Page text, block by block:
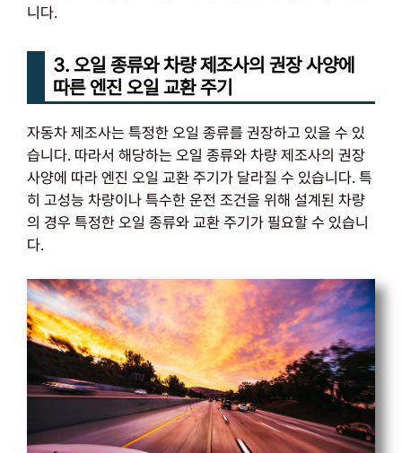
니다.
3. 오일 종류와 차량 제조사의 권장 사양에
따른 엔진 오일 교환 주기
자동차 제조사는 특정한 오일 종류를 권장하고 있을 수 있
습니다. 따라서 해당하는 오일 종류와 차량 제조사의 권장
사양에 따라 엔진 오일 교환 주기가 달라질 수 있습니다. 특
히 고성능 차량이나 특수한 운전 조건을 위해 설계된 차량
의 경우 특정한 오일 종류와 교환 주기가 필요할 수 있습니
다.